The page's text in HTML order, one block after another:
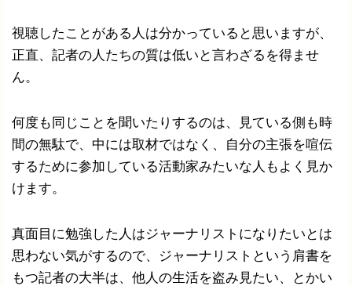
視聴したことがある人は分かっていると思いますが、
正直、記者の人たちの質は低いと言わざるを得ませ
ん。
何度も同じことを聞いたりするのは、見ている側も時
間の無駄で、中には取材ではなく、自分の主張を喧伝
するために参加している活動家みたいな人もよく見か
けます。
真面目に勉強した人はジャーナリストになりたいとは
思わない気がするので、ジャーナリストという肩書を
もつ記者の大半は、他人の生活を盗み見たい、とかい